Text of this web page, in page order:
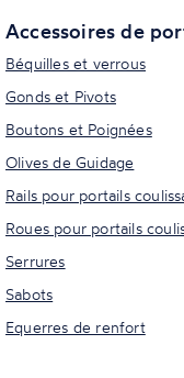
Accessoires de
Béquilles et verrous
Gonds et Pivots
Boutons et Poignées
Olives de Guidage
Rails pour portails
Roues pour portails
Serrures
Sabots
Equerres de renfort